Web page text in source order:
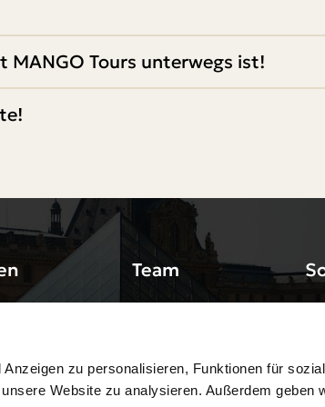
zu personalisieren, Funktionen für
Website zu analysieren. Außerdem geben
MANGO Tours unterwegs ist!
Team